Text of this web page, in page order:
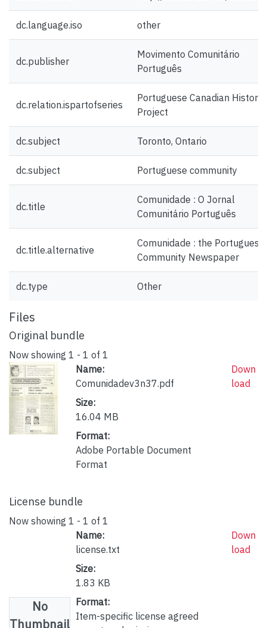
dc.language.iso other
dc.publisher
Movimento Comunitário
Português
dc.relation.ispartofseries
Portuguese Canadian History
Project
dc.subject Toronto, Ontario
dc.subject Portuguese community
dc.title
Comunidade : O Jornal
Comunitário Português
dc.title.alternative
Comunidade : the Portuguese
Community Newspaper
dc.type Other
Files
Original bundle
Now showing 1 - 1 of 1
Name:
Comunidadev3n37.pdf
Size:
16.04 MB
Format:
Adobe Portable Document
Format
Down
load
License bundle
Now showing 1 - 1 of 1
No
Thumbnail
Name:
license.txt
Size:
1.83 KB
Format:
Item-specific license agreed
Down
load